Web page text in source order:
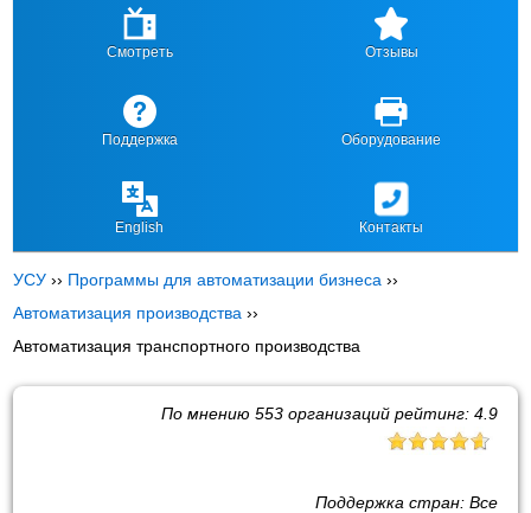
Смотреть Отзывы
Поддержка Оборудование
English Контакты
УСУ ›› Программы для автоматизации бизнеса ››
Автоматизация производства ››
Автоматизация транспортного производства
По мнению 553организаций рейтинг: 4.9
Поддержка стран: Все